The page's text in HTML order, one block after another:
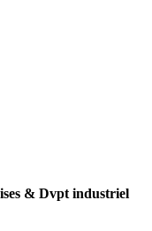
& Dvpt industriel